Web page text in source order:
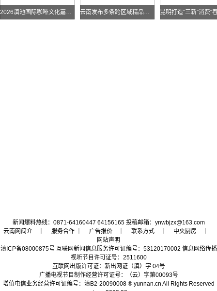
2026滇池国际咖啡文化嘉年华怎么去？最全交通攻略戳进来→ 云南发布多条跨区域精品自驾线路
新闻爆料热线：0871-64160447 64156165 投稿邮箱：ynwbjzx@163.com
云南网简介｜ 服务合作 ｜ 广告报价｜ 联系方式｜ 中央厨房
网站声明
滇ICP备08000875号 互联网新闻信息服务许可证编号：53120170002 信息网络传播
视听节目许可证号：2511600
互联网出版许可证：新出网证（滇）字 04号
广播电视节目制作经营许可证号：（云）字第00093号
增值电信业务经营许可证编号：滇B2-20090008® yunnan.cn All Rights Reserved